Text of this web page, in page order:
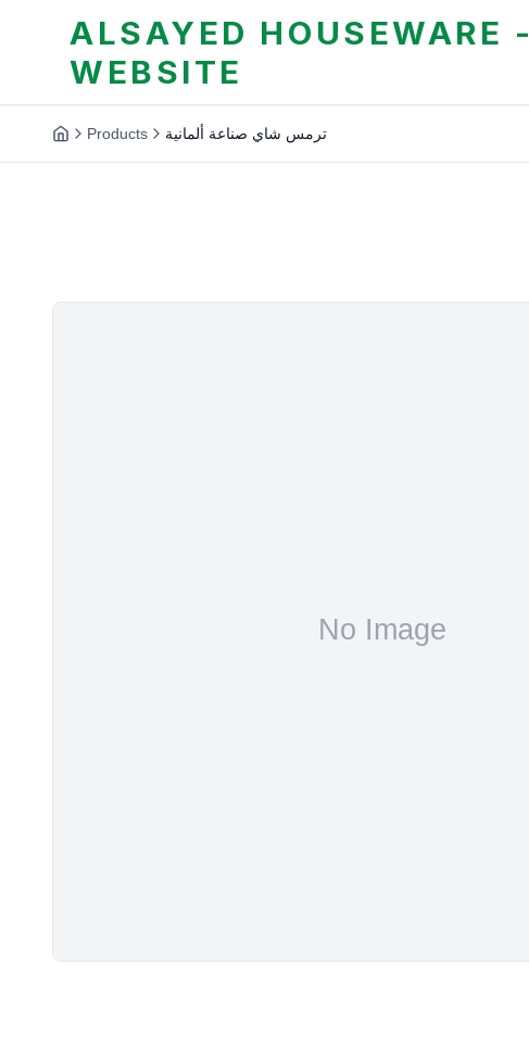
ALSAYED HOUSEWARE -
WEBSITE
Products ترمس شاي صناعة ألمانية